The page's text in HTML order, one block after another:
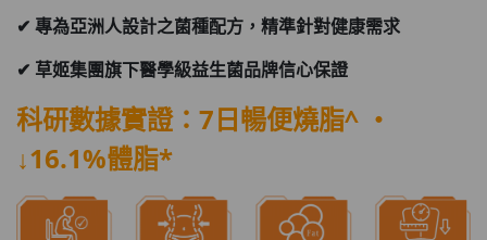
✔ 專為亞洲人設計之菌種配方，精準針對健康需求
✔ 草姬集團旗下醫學級益生菌品牌信心保證
科研數據實證：7日暢便燒脂^ ‧
↓16.1%體脂*